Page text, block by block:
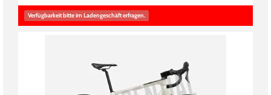
Verfügbarkeit bitte im Ladengeschäft erfragen.